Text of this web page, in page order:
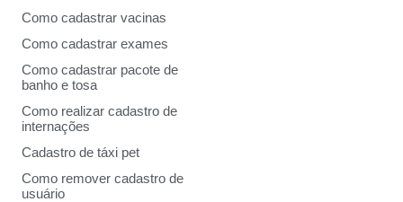
Como cadastrar vacinas
Como cadastrar exames
Como cadastrar pacote de
banho e tosa
Como realizar cadastro de
internações
Cadastro de táxi pet
Como remover cadastro de
usuário